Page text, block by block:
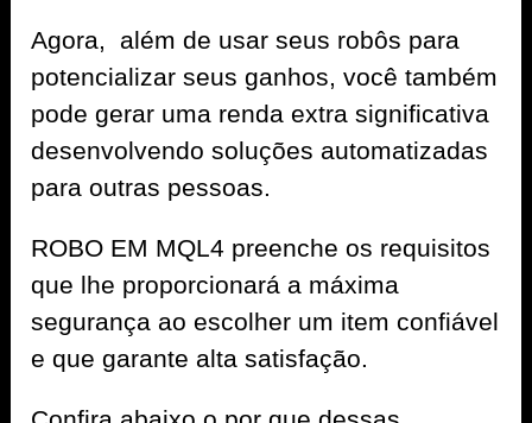
Agora, além de usar seus robôs para
potencializar seus ganhos, você também
pode gerar uma renda extra significativa
desenvolvendo soluções automatizadas
para outras pessoas.
ROBO EM MQL4 preenche os requisitos
que lhe proporcionará a máxima
segurança ao escolher um item confiável
e que garante alta satisfação.